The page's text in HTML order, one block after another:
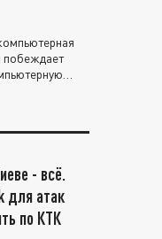
побеждает
- всё.
для атак
по КТК